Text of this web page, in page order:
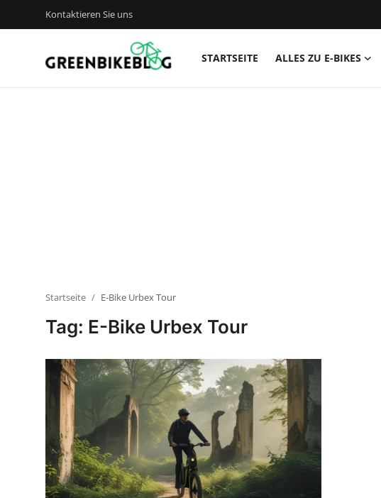
Kontaktieren Sie uns
STARTSEITE ALLES ZU E-BIKES
Startseite E-Bike Urbex Tour
Tag: E-Bike Urbex Tour